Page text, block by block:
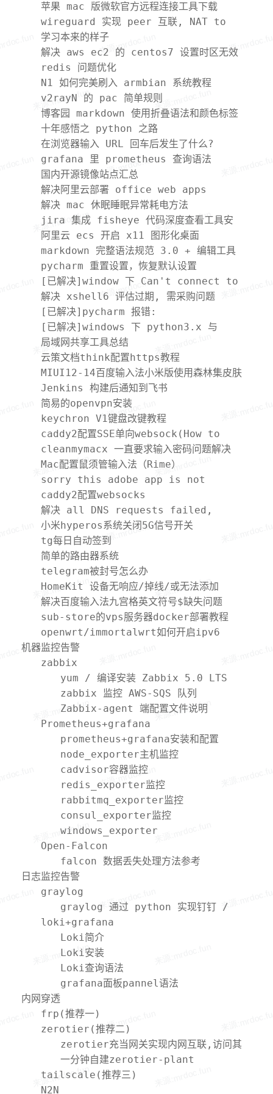
苹果 mac 版微软官方远程连接工具下载
Microsoft Remote Desktop For Mac
wireguard 实现 peer 互联, NAT to
NAT
学习本来的样子
解决 aws ec2 的 centos7 设置时区无效
redis 问题优化
N1 如何完美刷入 armbian 系统教程
v2rayN 的 pac 简单规则
博客园 markdown 使用折叠语法和颜色标签
十年感悟之 python 之路
在浏览器输入 URL 回车后发生了什么?
grafana 里 prometheus 查询语法
国内开源镜像站点汇总
解决阿里云部署 office web apps
ApplicationFailedException 报错问
题
解决 mac 休眠睡眠异常耗电方法
jira 集成 fisheye 代码深度查看工具安
装绿色版
阿里云 ecs 开启 x11 图形化桌面
markdown 完整语法规范 3.0 + 编辑工具
介绍
pycharm 重置设置，恢复默认设置
[已解决]window 下 Can't connect to
MySQL server on'localhost'
(10061) 与无法启动 MYSQL 服务”1067
进程意外终止”
解决 xshell6 评估过期, 需采购问题
[已解决]pycharm 报错:
AttributeError: module 'pip' has
no attribute 'main'
[已解决]windows 下 python3.x 与
python2.7 共存版本 pip 使用报错问题
局域网共享工具总结
云策文档think配置https教程
MIUI12-14百度输入法小米版使用森林集皮肤
办法
Jenkins 构建后通知到飞书
简易的openvpn安装
keychron V1键盘改键教程
caddy2配置SSE单向websock(How to
proxy Server Sent Events caddy2)
cleanmymacx 一直要求输入密码问题解决
Mac配置鼠须管输入法（Rime）
sorry this adobe app is not
available(mac版本的Photoshop)
caddy2配置websocks
解决 all DNS requests failed,
first error: dns: bad rdata
小米hyperos系统关闭5G信号开关
tg每日自动签到
简单的路由器系统
telegram被封号怎么办
HomeKit 设备无响应/掉线/或无法添加
HomeKit Bridge 的解决办法
解决百度输入法九宫格英文符号$缺失问题
sub-store的vps服务器docker部署教程
openwrt/immortalwrt如何开启ipv6
机器监控告警
zabbix
yum / 编译安装 Zabbix 5.0 LTS
zabbix 监控 AWS-SQS 队列
Zabbix-agent 端配置文件说明
Prometheus+grafana
prometheus+grafana安装和配置
node_exporter主机监控
cadvisor容器监控
redis_exporter监控
rabbitmq_exporter监控
consul_exporter监控
windows_exporter
Open-Falcon
falcon 数据丢失处理方法参考
日志监控告警
graylog
graylog 通过 python 实现钉钉 /
微信 / webhook 告警
loki+grafana
Loki简介
Loki安装
Loki查询语法
grafana面板pannel语法
内网穿透
frp(推荐一)
zerotier(推荐二)
zerotier充当网关实现内网互联,访问其
它节点内网
一分钟自建zerotier-plant
tailscale(推荐三)
N2N